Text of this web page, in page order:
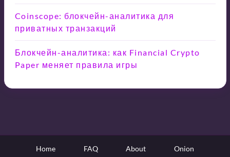
Coinscope: блокчейн-аналитика для
приватных транзакций
Блокчейн-аналитика: как Financial Crypto
Paper меняет правила игры
Home FAQ About Onion